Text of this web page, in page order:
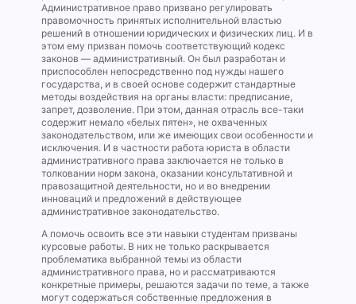
Административное право призвано регулировать
правомочность принятых исполнительной властью
решений в отношении юридических и физических лиц. И в
этом ему призван помочь соответствующий кодекс
законов — административный. Он был разработан и
приспособлен непосредственно под нужды нашего
государства, и в своей основе содержит стандартные
методы воздействия на органы власти: предписание,
запрет, дозволение. При этом, данная отрасль все-таки
содержит немало «белых пятен», не охваченных
законодательством, или же имеющих свои особенности и
исключения. И в частности работа юриста в области
административного права заключается не только в
толковании норм закона, оказании консультативной и
правозащитной деятельности, но и во внедрении
инноваций и предложений в действующее
административное законодательство.
А помочь освоить все эти навыки студентам призваны
курсовые работы. В них не только раскрывается
проблематика выбранной темы из области
административного права, но и рассматриваются
конкретные примеры, решаются задачи по теме, а также
могут содержаться собственные предложения в